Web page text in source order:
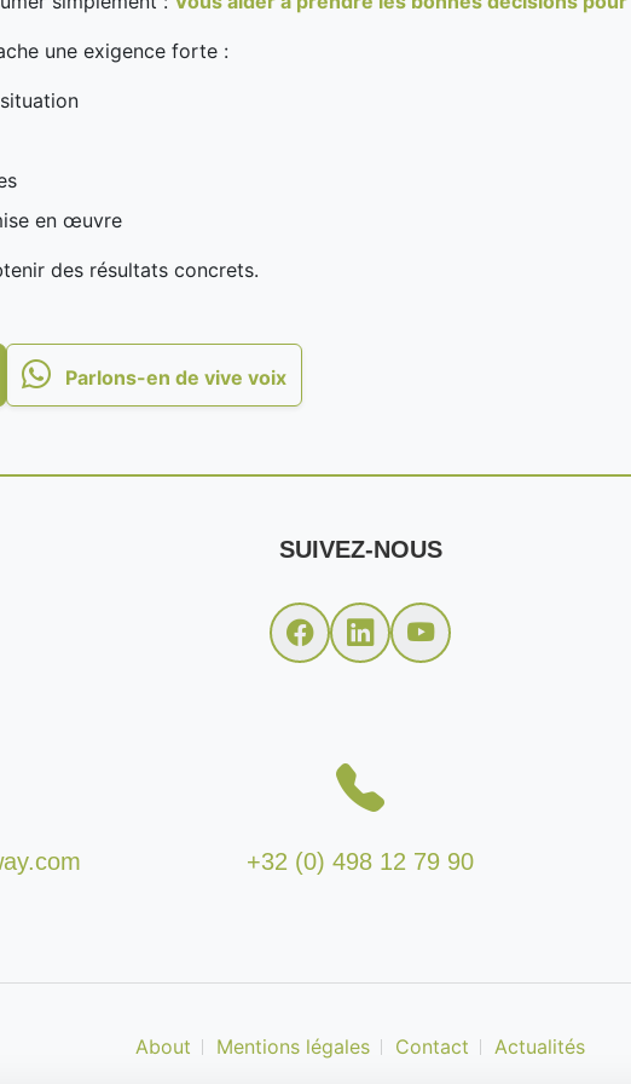
une exigence forte :
en œuvre
des résultats concrets.
Parlons-en de vive voix
SUIVEZ-NOUS
+32 (0) 498 12 79 90
About Mentions légales Contact Actualités